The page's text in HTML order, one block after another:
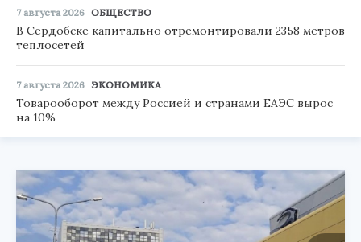
7 августа 2026 ОБЩЕСТВО
В Сердобске капитально отремонтировали 2358 метров
теплосетей
7 августа 2026 ЭКОНОМИКА
Товарооборот между Россией и странами ЕАЭС вырос
на 10%